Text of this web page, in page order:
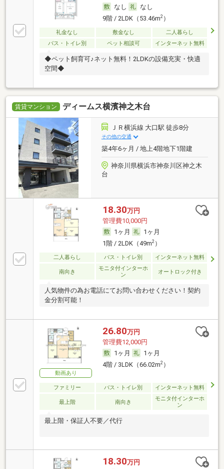
なし
なし
9階 / 2LDK（53.46m2）
礼金なし 敷金なし
二人暮らし
バス・トイレ別
ペット相談可 インターネット無料
◆ペット飼育可♪ネット無料！2LDKの設備充実・快適
空間◆
賃貸マンション ディームス横濱神之木台
ＪＲ横浜線 大口駅 徒歩8分
その他の交通
築4年6ヶ月 / 地上4階地下1階建
神奈川県横浜市神奈川区神之木
台
18.30万円
管理費10,000円
1ヶ月
1ヶ月
1階 / 2LDK（49m2）
二人暮らし バス・トイレ別 インターネット無料
南向き
モニタ付インターホ
ン
オートロック付き
人気物件の為お電話にてお問い合わせください！契約
金分割可能！
動画あり
26.80万円
管理費12,000円
1ヶ月
1ヶ月
4階 / 3LDK（66.02m2）
ファミリー バス・トイレ別 インターネット無料
最上階 南向き
モニタ付インターホ
ン
最上階・保証人不要／代行
18.30万円